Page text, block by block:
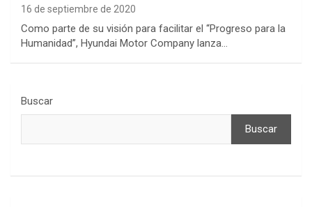
16 de septiembre de 2020
Como parte de su visión para facilitar el “Progreso para la
Humanidad”, Hyundai Motor Company lanza…
Buscar
Buscar